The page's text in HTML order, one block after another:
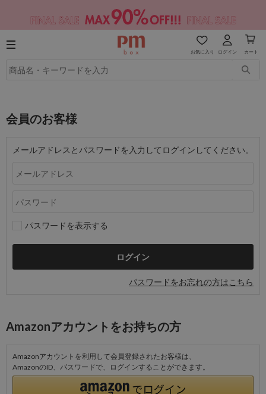
お気に入り ログイン カート
会員のお客様
メールアドレスとパスワードを入力してログインしてください。
パスワードを表示する
パスワードをお忘れの方はこちら
Amazonアカウントをお持ちの方
Amazonアカウントを利用して会員登録されたお客様は、
AmazonのID、パスワードで、ログインすることができます。